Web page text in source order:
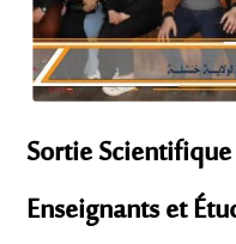
Sortie
Enseignants et